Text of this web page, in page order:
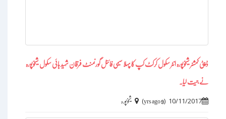
ڈپٹی کمشنر شیخوپورہ انٹر سکول کرکٹ کپ کا پہلا سیمی فائنل گورنمنٹ فرقان شہید ہائی سکول شیخوپورہ
نے جیت لیا۔
10/11/2017
(
9 yrs ago
) شیخوپورہ